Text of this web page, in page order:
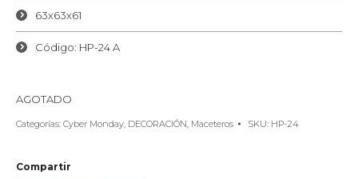
63x63x61
Código: HP-24 A
AGOTADO
Categorías: Cyber Monday DECORACIÓN Maceteros SKU: HP-24
Compartir